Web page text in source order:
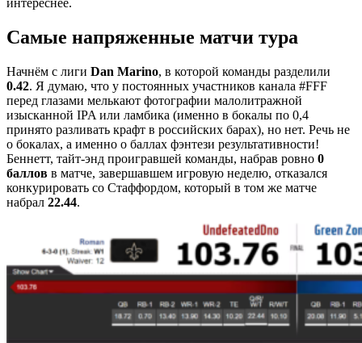
интереснее.
Самые напряженные матчи тура
Начнём с лиги Dan Marino, в которой команды разделили
0.42. Я думаю, что у постоянных участников канала #FFF
перед глазами мелькают фотографии малолитражной
изысканной IPA или ламбика (именно в бокалы по 0,4
принято разливать крафт в российских барах), но нет. Речь не
о бокалах, а именно о баллах фэнтези результативности!
Беннетт, тайт-энд проигравшей команды, набрав ровно 0
баллов в матче, завершавшем игровую неделю, отказался
конкурировать со Стаффордом, который в том же матче
набрал 22.44.